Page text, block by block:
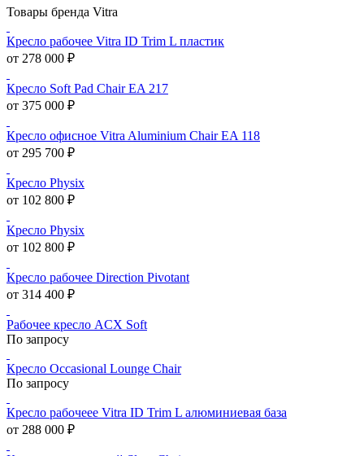
Товары бренда Vitra
Кресло рабочее Vitra ID Trim L пластик
от 278 000 ₽
Кресло Soft Pad Chair EA 217
от 375 000 ₽
Кресло офисное Vitra Aluminium Chair EA 118
от 295 700 ₽
Кресло Physix
от 102 800 ₽
Кресло Physix
от 102 800 ₽
Кресло рабочее Direction Pivotant
от 314 400 ₽
Рабочее кресло ACX Soft
По запросу
Кресло Occasional Lounge Chair
По запросу
Кресло рабочеее Vitra ID Trim L алюминиевая база
от 288 000 ₽